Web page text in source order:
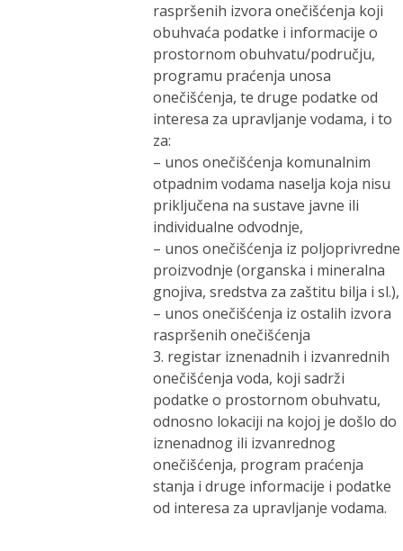
raspršenih izvora onečišćenja koji
obuhvaća podatke i informacije o
prostornom obuhvatu/području,
programu praćenja unosa
onečišćenja, te druge podatke od
interesa za upravljanje vodama, i to
za:
– unos onečišćenja komunalnim
otpadnim vodama naselja koja nisu
priključena na sustave javne ili
individualne odvodnje,
– unos onečišćenja iz poljoprivredne
proizvodnje (organska i mineralna
gnojiva, sredstva za zaštitu bilja i sl.),
– unos onečišćenja iz ostalih izvora
raspršenih onečišćenja
3. registar iznenadnih i izvanrednih
onečišćenja voda, koji sadrži
podatke o prostornom obuhvatu,
odnosno lokaciji na kojoj je došlo do
iznenadnog ili izvanrednog
onečišćenja, program praćenja
stanja i druge informacije i podatke
od interesa za upravljanje vodama.